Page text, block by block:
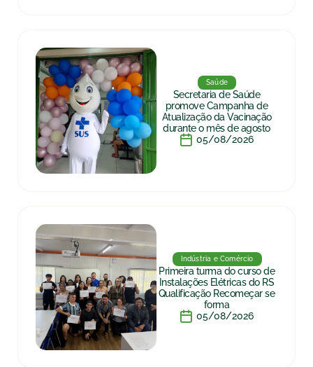
Saúde
Secretaria de Saúde
promove Campanha de
Atualização da Vacinação
durante o mês de agosto
05/08/2026
Indústria e Comércio
Primeira turma do curso de
Instalações Elétricas do RS
Qualificação Recomeçar se
forma
05/08/2026